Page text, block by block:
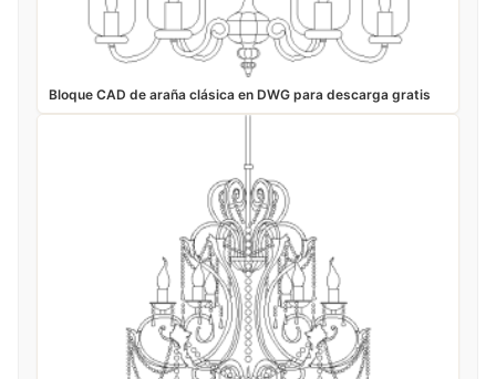
Bloque CAD de araña clásica en DWG para descarga gratis